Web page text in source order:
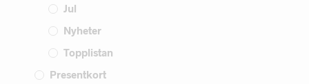
Jul
Nyheter
Topplistan
Presentkort